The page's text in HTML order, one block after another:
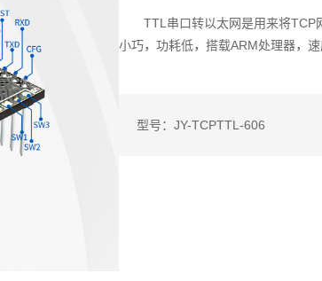
TTL串口转以太网是用来将TCP
小巧，功耗低，搭载ARM处理器，
型号：JY-TCPTTL-606